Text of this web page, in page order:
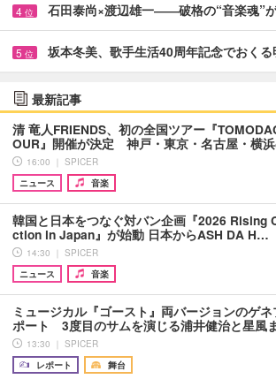
4 位 石田泰尚×渡辺雄一――破格の“音楽魂
5 位 坂本冬美、歌手生活40周年記念でおく
最新記事
清 竜人FRIENDS、初の全国ツアー『
OUR』開催が決定 神戸・東京・名古屋・横
16:00 ｜ SPICER
ニュース
音楽
韓国と日本をつなぐ対バン企画『2026 Rising
ction in Japan』が始動 日本からASH DA H…
14:30 ｜ SPICER
ニュース
音楽
ミュージカル『ゴースト』両バージョンのゲネ
ポート 3度目のサムを演じる浦井健治と星風
13:30 ｜ SPICER
レポート
舞台